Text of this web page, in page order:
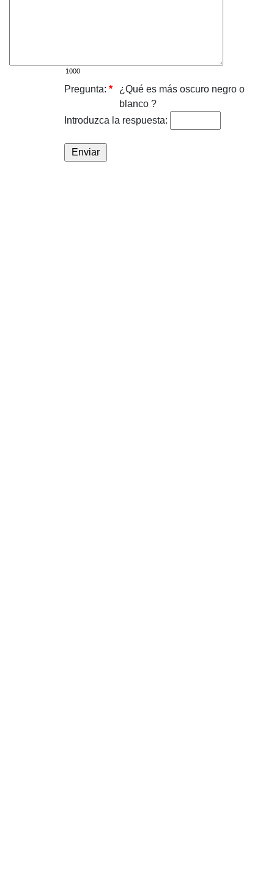
Pregunta: *
¿Qué es más oscuro negro o
blanco ?
Introduzca la respuesta: